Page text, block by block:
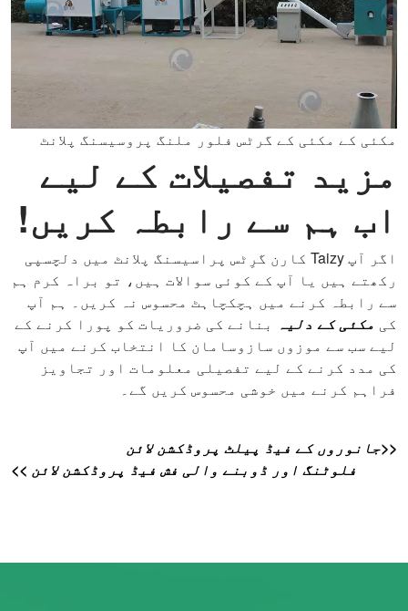
مکئی کے مکئی کے گرٹس فلور ملنگ پروسیسنگ پلانٹ
مزید تفصیلات کے لیے
اب ہم سے رابطہ کریں!
اگر آپ Taizy کارن گرِٹس پراسیسنگ پلانٹ میں دلچسپی
رکھتے ہیں یا آپ کے کوئی سوالات ہیں، تو براہ کرم ہم
سے رابطہ کرنے میں ہچکچاہٹ محسوس نہ کریں۔ ہم آپ
کی مکئی کے دلیہ بنانے کی ضروریات کو پورا کرنے کے
لیے سب سے موزوں سازوسامان کا انتخاب کرنے میں آپ
کی مدد کرنے کے لیے تفصیلی معلومات اور تجاویز
فراہم کرنے میں خوشی محسوس کریں گے۔
<<جانوروں کے فیڈ پیلٹ پروڈکشن لائن
فلوٹنگ اور ڈوبنے والی فش فیڈ پروڈکشن لائن >>